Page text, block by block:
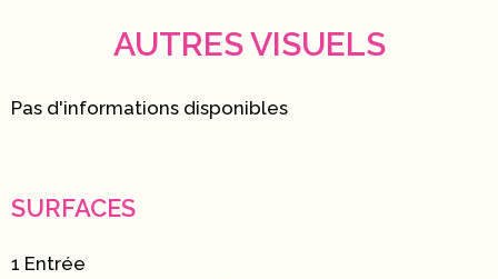
AUTRES VISUELS
Pas d'informations disponibles
SURFACES
1 Entrée